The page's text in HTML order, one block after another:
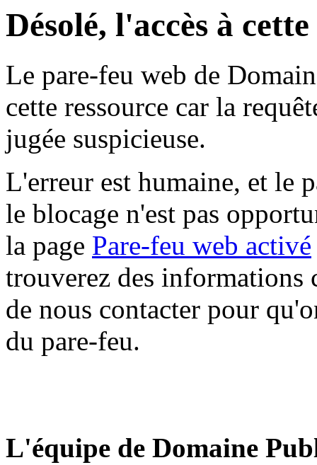
Désolé, l'accès à
Le pare-feu web de
cette ressource car la
jugée suspicieuse.
L'erreur est humaine, et le
le blocage n'est pas
la page Pare-feu web activé
trouverez des informations
de nous contacter pour
du pare-feu.
L'équipe de Domaine